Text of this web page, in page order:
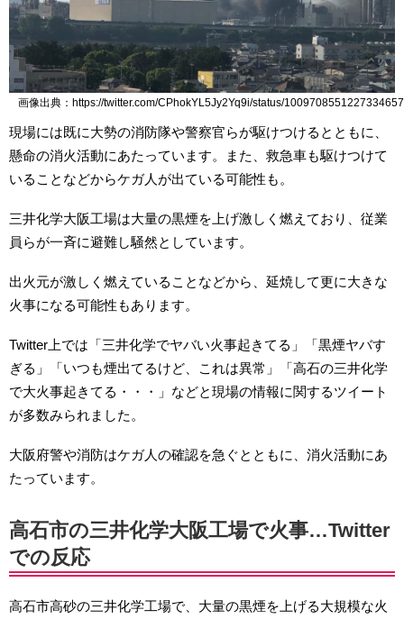
画像出典：https://twitter.com/CPhokYL5Jy2Yq9i/status/1009708551227334657
現場には既に大勢の消防隊や警察官らが駆けつけるとともに、
懸命の消火活動にあたっています。また、救急車も駆けつけて
いることなどからケガ人が出ている可能性も。
三井化学大阪工場は大量の黒煙を上げ激しく燃えており、従業
員らが一斉に避難し騒然としています。
出火元が激しく燃えていることなどから、延焼して更に大きな
火事になる可能性もあります。
Twitter上では「三井化学でヤバい火事起きてる」「黒煙ヤバす
ぎる」「いつも煙出てるけど、これは異常」「高石の三井化学
で大火事起きてる・・・」などと現場の情報に関するツイート
が多数みられました。
大阪府警や消防はケガ人の確認を急ぐとともに、消火活動にあ
たっています。
高石市の三井化学大阪工場で火事…Twitter
での反応
高石市高砂の三井化学工場で、大量の黒煙を上げる大規模な火